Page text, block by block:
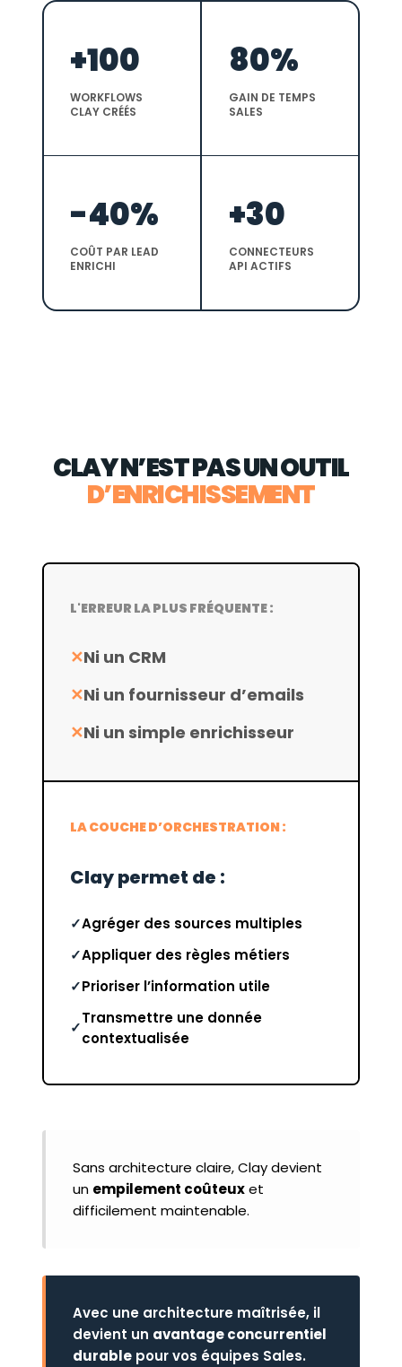
+100
WORKFLOWS
CLAY CRÉÉS
80%
GAIN DE TEMPS
SALES
-40%
COÛT PAR LEAD
ENRICHI
+30
CONNECTEURS
API ACTIFS
CLAY N’EST PAS UN OUTIL
D’ENRICHISSEMENT
L'ERREUR LA PLUS FRÉQUENTE :
Ni un CRM
Ni un fournisseur d’emails
Ni un simple enrichisseur
LA COUCHE D’ORCHESTRATION :
Clay permet de :
Agréger des sources multiples
Appliquer des règles métiers
Prioriser l’information utile
Transmettre une donnée
contextualisée
Sans architecture claire, Clay devient
un empilement coûteuxet
difficilement maintenable.
Avec une architecture maîtrisée, il
devient un avantage concurrentiel
durablepour vos équipes Sales.